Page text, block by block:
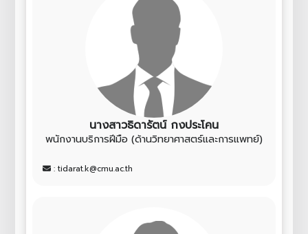
นางสาวธิดารัตน์ กงประโคน
พนักงานบริการฝีมือ (ด้านวิทยาศาสตร์และการแพทย์)
: tidarat.k@cmu.ac.th